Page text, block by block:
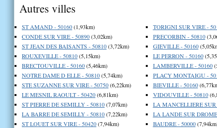
Autres villes
ST AMAND - 50160(1,93km)
CONDE SUR VIRE - 50890(3,02km)
ST JEAN DES BAISANTS - 50810(3,72km)
ROUXEVILLE - 50810(5,15km)
BRECTOUVILLE - 50160(5,46km)
NOTRE DAME D ELLE - 50810(5,74km)
STE SUZANNE SUR VIRE - 50750(6,22km)
LE MESNIL RAOULT - 50420(6,81km)
ST PIERRE DE SEMILLY - 50810(7,07km)
LA BARRE DE SEMILLY - 50810(7,22km)
ST LOUET SUR VIRE - 50420(7,94km)
TORIGNI SUR VIRE -
PRECORBIN - 50810
GIEVILLE - 50160
LE PERRON - 50160
LAMBERVILLE - 50160
PLACY MONTAIGU -
BIEVILLE - 50160
VIDOUVILLE - 50810
LA MANCELLIERE SUR
LA LANDE SUR
BAUDRE - 50000